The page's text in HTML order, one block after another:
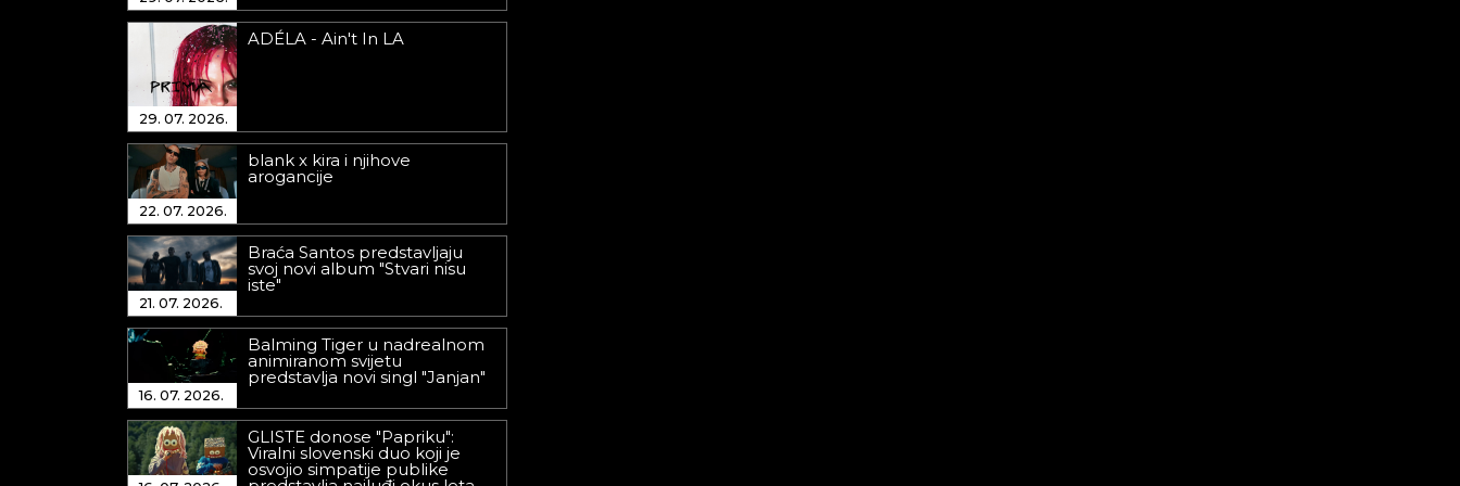
29. 07. 2026.
ADÉLA - Ain't In LA
22. 07. 2026.
blank x kira i njihove
arogancije
21. 07. 2026.
Braća Santos predstavljaju
svoj novi album "Stvari nisu
iste"
16. 07. 2026.
Balming Tiger u nadrealnom
animiranom svijetu
predstavlja novi singl "Janjan"
GLISTE donose "Papriku":
Viralni slovenski duo koji je
osvojio simpatije publike